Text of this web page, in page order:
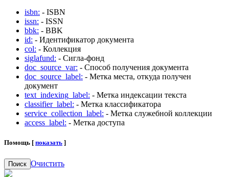
isbn: - ISBN
issn: - ISSN
bbk: - BBK
id: - Идентификатор документа
col: - Коллекция
siglafund: - Сигла-фонд
doc_source_var: - Способ получения документа
doc_source_label: - Метка места, откуда получен
документ
text_indexing_label: - Метка индексации текста
classifier_label: - Метка классификатора
service_collection_label: - Метка служебной коллекции
access_label: - Метка доступа
Помощь [ показать ]
Поиск Очистить